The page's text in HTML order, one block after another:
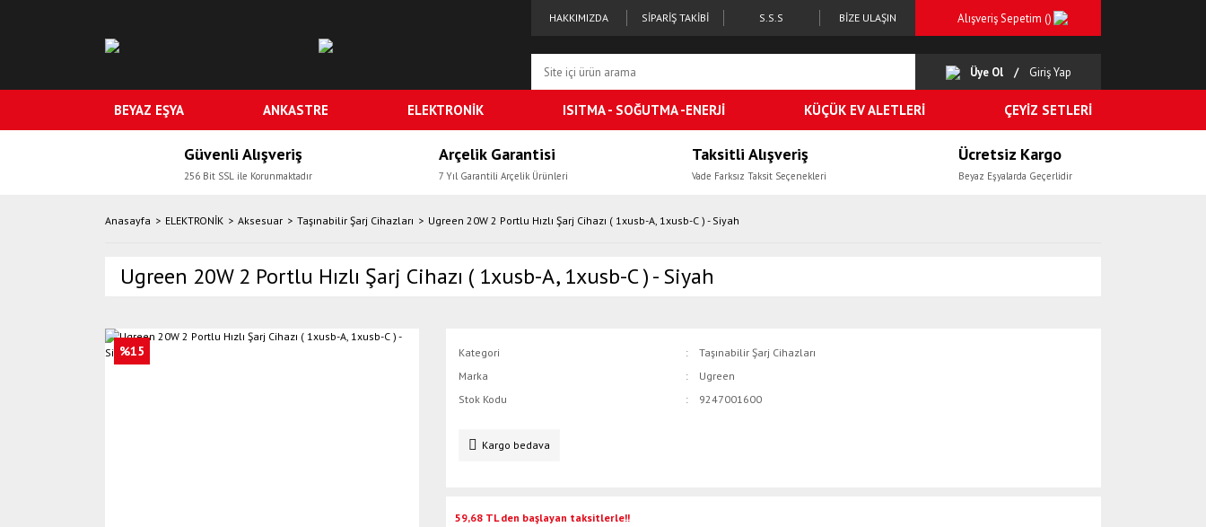
HAKKIMIZDA SİPARİŞ TAKİBİ S.S.S BİZE ULAŞIN Alışveriş Sepetim ()
Üye Ol Giriş Yap
BEYAZ EŞYA ANKASTRE ELEKTRONİK ISITMA - SOĞUTMA -ENERJİ KÜÇÜK EV ALETLERİ ÇEYİZ SETLERİ
Güvenli Alışveriş
256 Bit SSL ile Korunmaktadır
Arçelik Garantisi
7 Yıl Garantili Arçelik Ürünleri
Taksitli Alışveriş
Vade Farksız Taksit Seçenekleri
Ücretsiz Kargo
Beyaz Eşyalarda Geçerlidir
Anasayfa ELEKTRONİK Aksesuar Taşınabilir Şarj Cihazları Ugreen 20W 2 Portlu Hızlı Şarj Cihazı ( 1xusb-A, 1xusb-C ) - Siyah
Ugreen 20W 2 Portlu Hızlı Şarj Cihazı ( 1xusb-A, 1xusb-C ) - Siyah
%15 Kategori
Taşınabilir Şarj Cihazları
Marka
Ugreen
Stok Kodu
9247001600
Kargo bedava
59,68 TL den başlayan taksitlerle!!